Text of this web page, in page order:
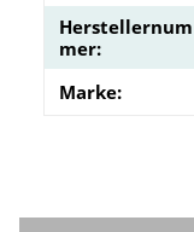
Herstellernum
mer:
Marke: